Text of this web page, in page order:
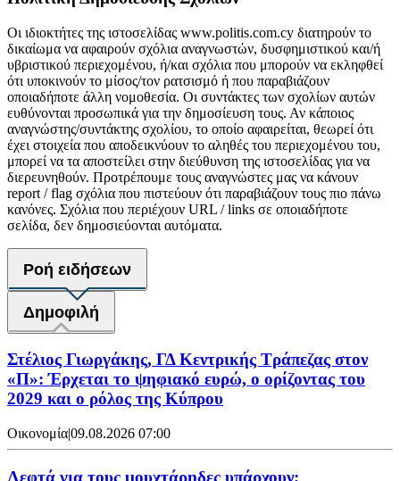
Οι ιδιοκτήτες της ιστοσελίδας www.politis.com.cy διατηρούν το
δικαίωμα να αφαιρούν σχόλια αναγνωστών, δυσφημιστικού και/ή
υβριστικού περιεχομένου, ή/και σχόλια που μπορούν να εκληφθεί
ότι υποκινούν το μίσος/τον ρατσισμό ή που παραβιάζουν
οποιαδήποτε άλλη νομοθεσία. Οι συντάκτες των σχολίων αυτών
ευθύνονται προσωπικά για την δημοσίευση τους. Αν κάποιος
αναγνώστης/συντάκτης σχολίου, το οποίο αφαιρείται, θεωρεί ότι
έχει στοιχεία που αποδεικνύουν το αληθές του περιεχομένου του,
μπορεί να τα αποστείλει στην διεύθυνση της ιστοσελίδας για να
διερευνηθούν. Προτρέπουμε τους αναγνώστες μας να κάνουν
report / flag σχόλια που πιστεύουν ότι παραβιάζουν τους πιο πάνω
κανόνες. Σχόλια που περιέχουν URL / links σε οποιαδήποτε
σελίδα, δεν δημοσιεύονται αυτόματα.
Ροή ειδήσεων
Δημοφιλή
Στέλιος Γιωργάκης, ΓΔ Κεντρικής Τράπεζας στον
«Π»: Έρχεται το ψηφιακό ευρώ, ο ορίζοντας του
2029 και ο ρόλος της Κύπρου
Οικονομία|09.08.2026 07:00
Λεφτά για τους μουχτάρηδες υπάρχουν;